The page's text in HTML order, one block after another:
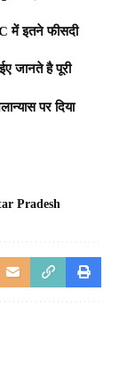
में इतने फीसदी
जानते है पूरी
पर दिया
Pradesh